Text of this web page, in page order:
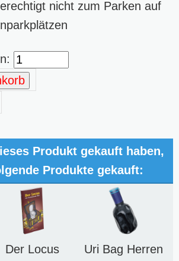
nicht zum Parken auf
Produkt gekauft haben,
Produkte gekauft:
Der Locus
Uri Bag Herren